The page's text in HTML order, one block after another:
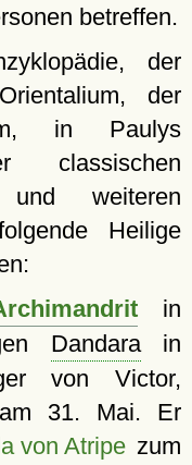
betreffen.
der
der
in Paulys
classischen
und weiteren
Heilige
in
Dandarain
von Victor,
31. Mai. Er
von Atripezum